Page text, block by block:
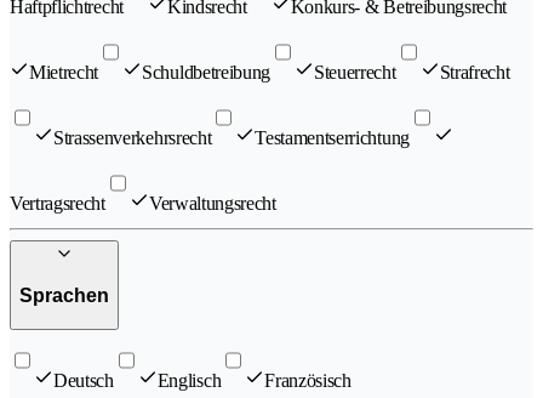
Haftpflichtrecht Kindsrecht Konkurs- & Betreibungsrecht
Mietrecht Schuldbetreibung Steuerrecht Strafrecht
Strassenverkehrsrecht Testamentserrichtung
Vertragsrecht Verwaltungsrecht
Sprachen
Deutsch Englisch Französisch